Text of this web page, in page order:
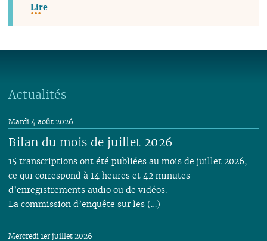
Lire
Actualités
Bilan du mois de juillet 2026
Mardi 4 août 2026
15 transcriptions ont été publiées au mois de juillet 2026,
ce qui correspond à 14 heures et 42 minutes
d’enregistrements audio ou de vidéos.
La commission d’enquête sur les (…)
Mercredi 1er juillet 2026